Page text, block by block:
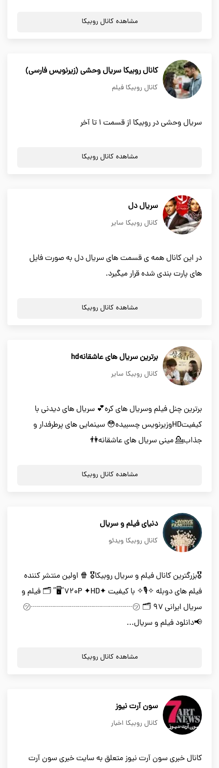
مشاهده کانال روبیکا
کانال روبیکا سریال وحشی (زیرنویس فارسی)
کانال روبیکا فیلم
سریال وحشی در روبیکا از قسمت 1 تا آخر
مشاهده کانال روبیکا
سریال دل
کانال روبیکا سایر
در این کانال همه ی قسمت های سریال دل به صورت فایل
های پارت بندی شده قرار میگیرد.
مشاهده کانال روبیکا
برترین سریال های عاشقانهhd
کانال روبیکا سایر
برترین چنل فیلم وسریال های کره💕 سریال های دیدنی با
کیفیتHDوزیرنویس چسبیده😳 سینمایی های پرطرفدار و
جذاب💁 مینی سریال های عاشقانه👫
مشاهده کانال روبیکا
دنیای فیلم و سریال
کانال روبیکا ویدئو
🎖بزرگترین کانال فیلم و سریال روبیکا🎖 🍿 اولین منتشر کننده
فیلم های دوبله ✧🎙✧ با کیفیت ✦۷۲۰P ✦HD”🖥” 🗂 فیلم و
سریال ایرانی ۹۷ 🗂 ㋡┈┈┈┈┈┈┈┈┈┈┈┈┈㋡
📢دانلود فیلم و سریال...
مشاهده کانال روبیکا
سون آرت نیوز
کانال روبیکا اخبار
کانال خبری سون آرت نیوز متعلق به سایت خبری سون آرت